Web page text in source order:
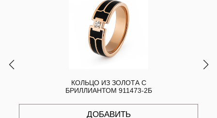
КОЛЬЦО ИЗ ЗОЛОТА С
БРИЛЛИАНТОМ 911473-2Б
ДОБАВИТЬ